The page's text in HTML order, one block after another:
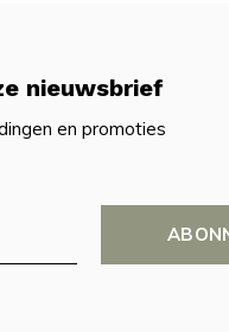
nieuwsbrief
en promoties